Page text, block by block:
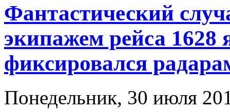
Фантастический
экипажем рейса
фиксировался
Понедельник, 30 июля